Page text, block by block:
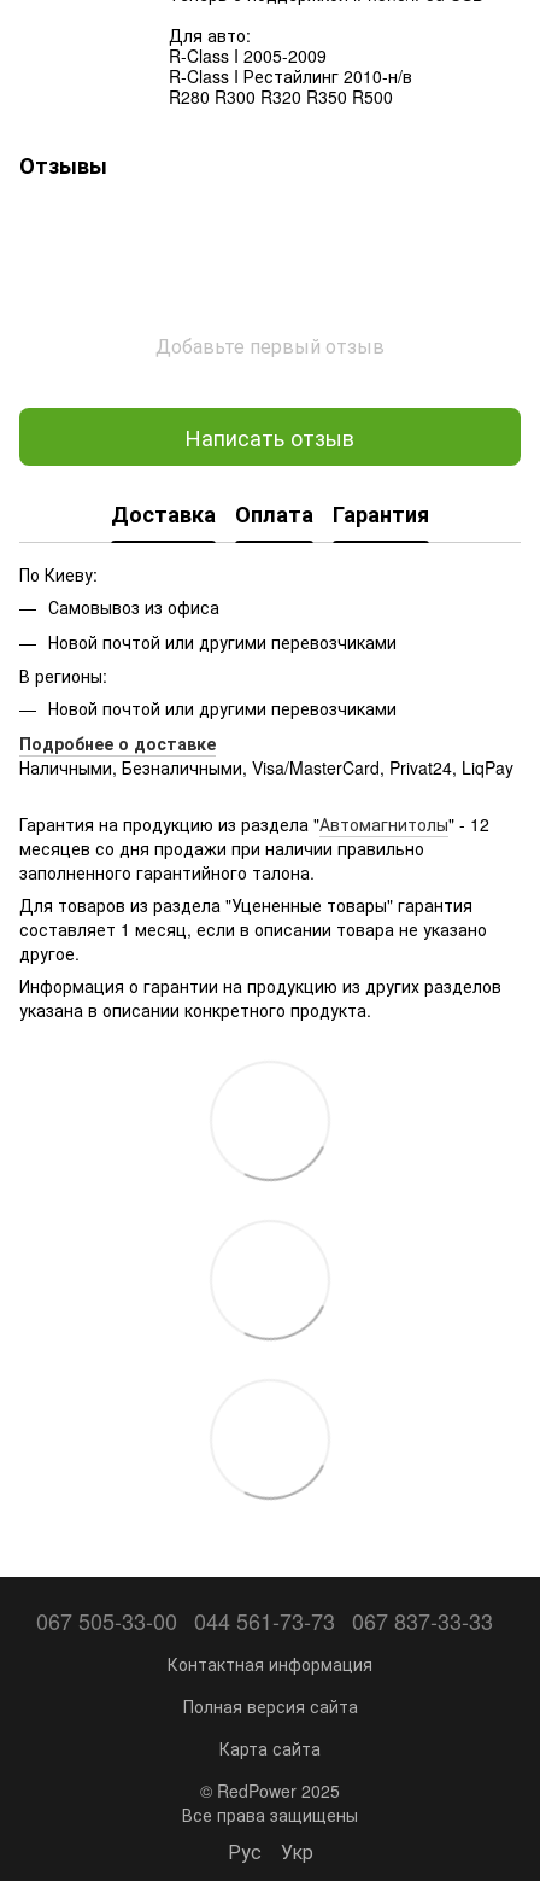
Для авто:
R-Class I 2005-2009
R-Class I Рестайлинг 2010-н/в
R280 R300 R320 R350 R500
Отзывы
Добавьте первый отзыв
Написать отзыв
Доставка Оплата Гарантия
По Киеву:
Самовывоз из офиса
Новой почтой или другими перевозчиками
В регионы:
Новой почтой или другими перевозчиками
Подробнее о доставке
Наличными, Безналичными, Visa/MasterCard, Privat24, LiqPay
g361hhadsek/p3316040/#
Гарантия на продукцию из раздела "Автомагнитолы" - 12
месяцев со дня продажи при наличии правильно
заполненного гарантийного талона.
Для товаров из раздела "Уцененные товары" гарантия
составляет 1 месяц, если в описании товара не указано
другое.
Информация о гарантии на продукцию из других разделов
указана в описании конкретного продукта.
067 505-33-00 044 561-73-73 067 837-33-33
Контактная информация
Полная версия сайта
Карта сайта
© RedPower 2025
Все права защищены
Рус Укр